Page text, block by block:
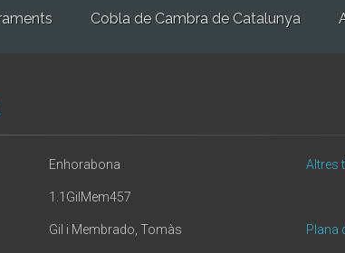
Cobla de Cambra de Catalunya
Enhorabona Altres
1.1GilMem457
Gil i Membrado, Tomàs Plana